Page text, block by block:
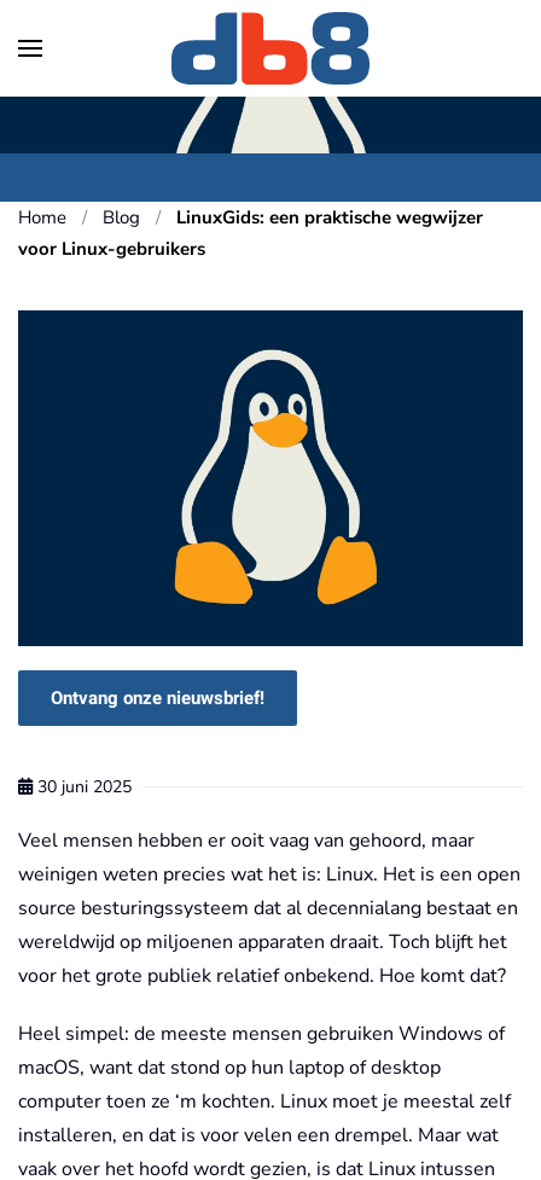
Skip to main content
Home Blog
LinuxGids: een praktische wegwijzer
voor Linux-gebruikers
Ontvang onze nieuwsbrief!
30 juni 2025
Veel mensen hebben er ooit vaag van gehoord, maar
weinigen weten precies wat het is: Linux. Het is een open
source besturingssysteem dat al decennialang bestaat en
wereldwijd op miljoenen apparaten draait. Toch blijft het
voor het grote publiek relatief onbekend. Hoe komt dat?
Heel simpel: de meeste mensen gebruiken Windows of
macOS, want dat stond op hun laptop of desktop
computer toen ze ‘m kochten. Linux moet je meestal zelf
installeren, en dat is voor velen een drempel. Maar wat
vaak over het hoofd wordt gezien, is dat Linux intussen